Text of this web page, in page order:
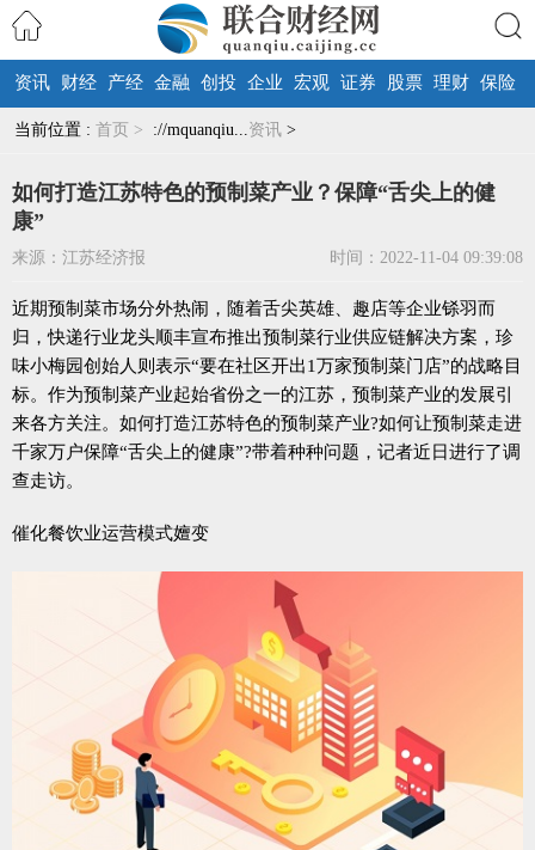
搜索
资讯 财经 产经 金融 创投 企业 宏观 证券 股票 理财 保险
当前位置 : 首页 > ://mquanqiu...资讯 >
如何打造江苏特色的预制菜产业？保障“舌尖上的健
康”
来源：江苏经济报 时间：2022-11-04 09:39:08
近期预制菜市场分外热闹，随着舌尖英雄、趣店等企业铩羽而
归，快递行业龙头顺丰宣布推出预制菜行业供应链解决方案，珍
味小梅园创始人则表示“要在社区开出1万家预制菜门店”的战略目
标。作为预制菜产业起始省份之一的江苏，预制菜产业的发展引
来各方关注。如何打造江苏特色的预制菜产业?如何让预制菜走进
千家万户保障“舌尖上的健康”?带着种种问题，记者近日进行了调
查走访。
催化餐饮业运营模式嬗变